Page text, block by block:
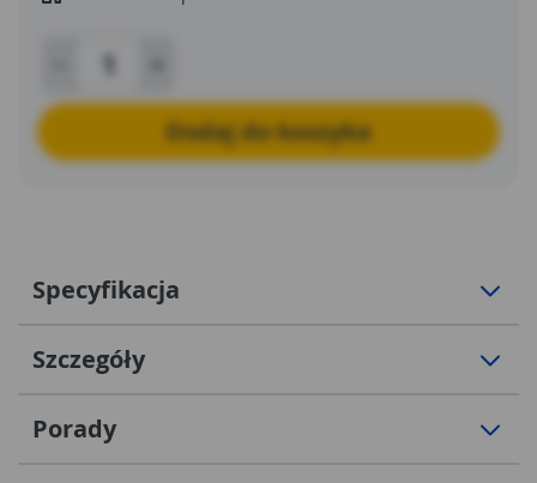
Dodaj do koszyka
Specyfikacja
Szczegóły
Porady